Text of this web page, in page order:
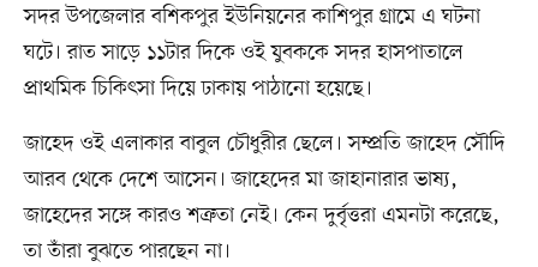
সদর উপজেলার বশিকপুর ইউনিয়নের কাশিপুর গ্রামে এ ঘটনা
ঘটে। রাত সাড়ে ১১টার দিকে ওই যুবককে সদর হাসপাতালে
প্রাথমিক চিকিৎসা দিয়ে ঢাকায় পাঠানো হয়েছে।
জাহেদ ওই এলাকার বাবুল চৌধুরীর ছেলে। সম্প্রতি জাহেদ সৌদি
আরব থেকে দেশে আসেন। জাহেদের মা জাহানারার ভাষ্য,
জাহেদের সঙ্গে কারও শত্রুতা নেই। কেন দুর্বৃত্তরা এমনটা করেছে,
তা তাঁরা বুঝতে পারছেন না।